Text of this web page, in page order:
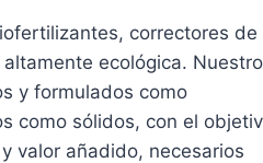
correctores de
ecológica.
y formulados como
como sólidos, con el
valor añadido, necesarios